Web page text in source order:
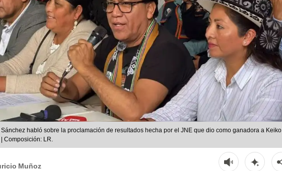
Sánchez habló sobre la proclamación de resultados hecha por el JNE que dio como ganadora a Keiko
| Composición: LR.
Muñoz